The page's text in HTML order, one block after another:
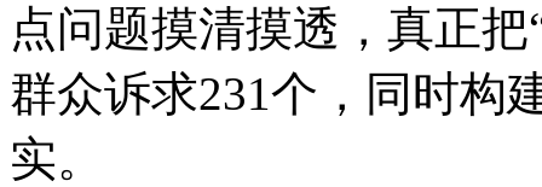
点问题摸清摸透，真正
群众诉求231个，同时
实。